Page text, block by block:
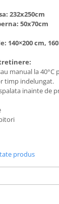
232x250cm
50x70cm
cm,
manual la 40°C
timp indelungat.
inainte de
produs